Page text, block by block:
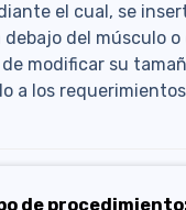
el cual, se
del músculo
de modificar su
a los
de